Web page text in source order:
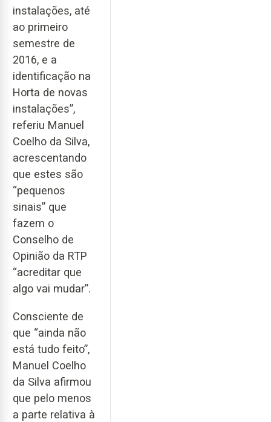
instalações, até
ao primeiro
semestre de
2016, e a
identificação na
Horta de novas
instalações”,
referiu Manuel
Coelho da Silva,
acrescentando
que estes são
“pequenos
sinais” que
fazem o
Conselho de
Opinião da RTP
“acreditar que
algo vai mudar”.
Consciente de
que “ainda não
está tudo feito”,
Manuel Coelho
da Silva afirmou
que pelo menos
a parte relativa à